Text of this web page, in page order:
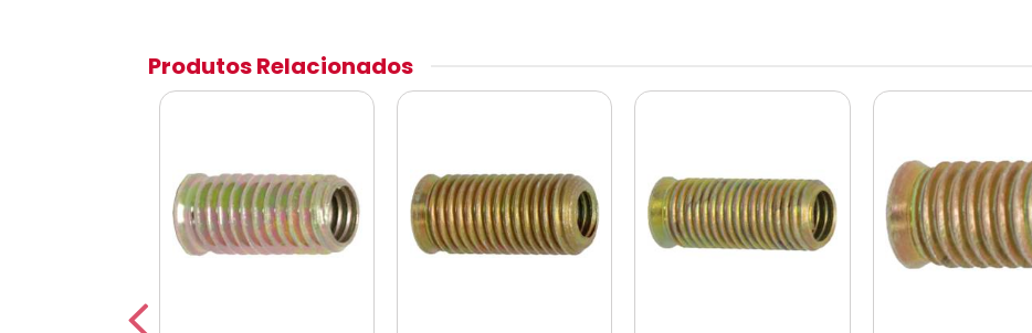
Produtos Relacionados